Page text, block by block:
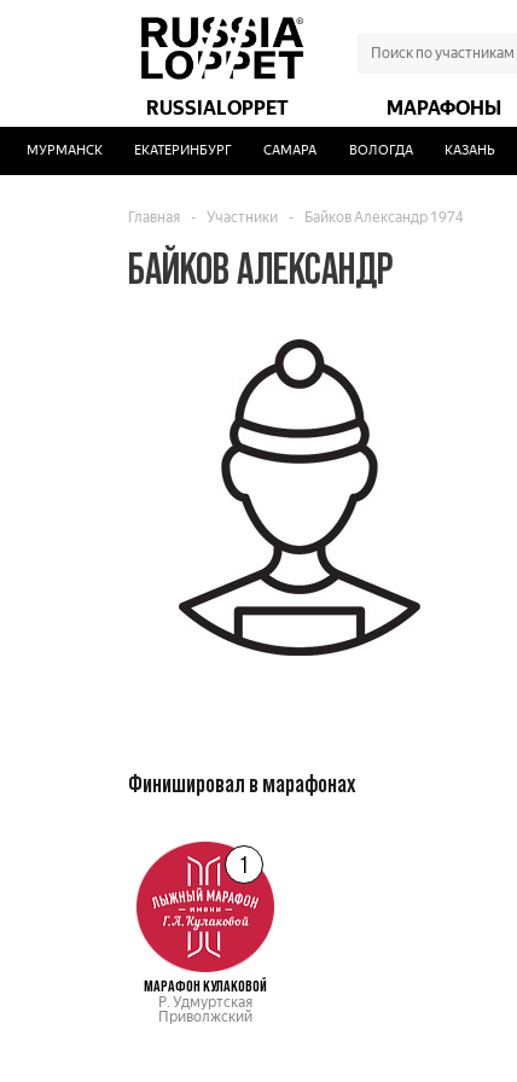
RUSSIALOPPET МАРАФОНЫ
МУРМАНСК ЕКАТЕРИНБУРГ САМАРА ВОЛОГДА КАЗАНЬ
Главная - Участники - Байков Александр 1974
БАЙКОВ АЛЕКСАНДР
Финишировал в марафонах
1
МАРАФОН КУЛАКОВОЙ
Р. Удмуртская
Приволжский